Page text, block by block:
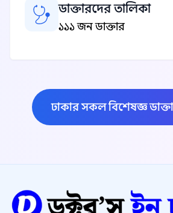
ডাক্তারদের তালিকা
১১১ জন ডাক্তার
ঢাকার সকল বিশেষজ্ঞ